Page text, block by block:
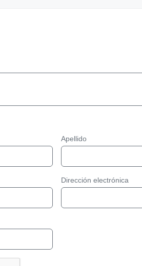
Apellido
Dirección electrónica